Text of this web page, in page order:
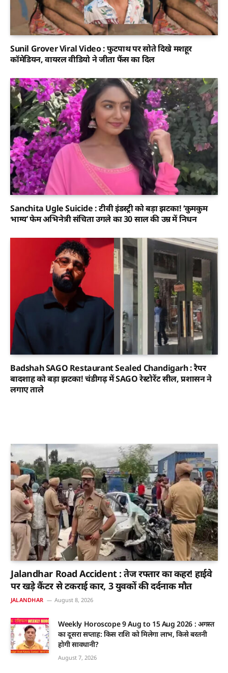
Sunil Grover Viral Video : फुटपाथ पर सोते दिखे मशहूर
कॉमेडियन, वायरल वीडियो ने जीता फैंस का दिल
Sanchita Ugle Suicide : टीवी इंडस्ट्री को बड़ा झटका! ‘कुमकुम
भाग्य’ फेम अभिनेत्री संचिता उगले का 30 साल की उम्र में निधन
Badshah SAGO Restaurant Sealed Chandigarh : रैपर
बादशाह को बड़ा झटका! चंडीगढ़ में SAGO रेस्टोरेंट सील, प्रशासन ने
लगाए ताले
Jalandhar Road Accident : तेज रफ्तार का कहर! हाईवे
पर खड़े कैंटर से टकराई कार, 3 युवकों की दर्दनाक मौत
JALANDHAR August 8, 2026
Weekly Horoscope 9 Aug to 15 Aug 2026 : अगस्त
का दूसरा सप्ताह: किस राशि को मिलेगा लाभ, किसे बरतनी
होगी सावधानी?
August 7, 2026